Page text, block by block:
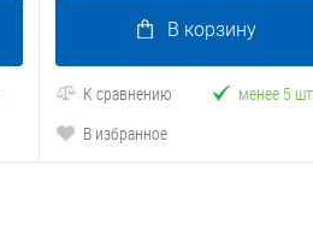
В корзину
К сравнению
менее 5 шт
В избранное